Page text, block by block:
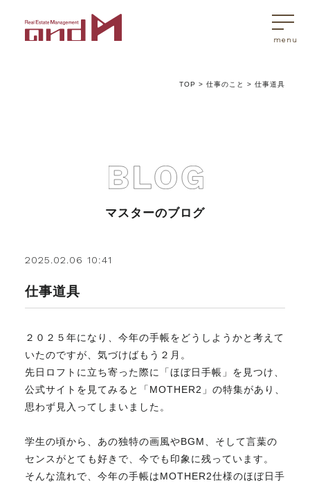
アンドエムが選ばれる理由
不動産売買Q&A
不動産のお悩み解決
マスターおすすめ物件
会社概要
TOP >仕事のこと >仕事道具
マスターのブログ
2025.02.06 10:41
仕事道具
２０２５年になり、今年の手帳をどうしようかと考えて
いたのですが、気づけばもう２月。
先日ロフトに立ち寄った際に「ほぼ日手帳」を見つけ、
公式サイトを見てみると「MOTHER2」の特集があり、
思わず見入ってしまいました。
学生の頃から、あの独特の画風やBGM、そして言葉の
センスがとても好きで、今でも印象に残っています。
そんな流れで、今年の手帳はMOTHER2仕様のほぼ日手